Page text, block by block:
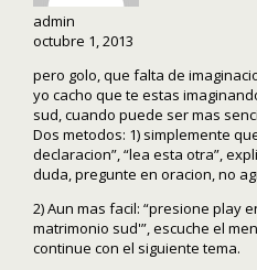
admin
octubre 1, 2013
pero golo, que falta de
yo cacho que te estas
sud, cuando puede ser mas
Dos metodos: 1) simplemente
declaracion”, “lea esta otra”,
duda, pregunte en oracion, no
2) Aun mas facil: “presione play
matrimonio sud'”, escuche el
continue con el siguiente tema.